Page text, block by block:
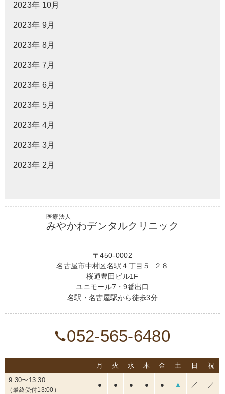
2023年 10月
2023年 9月
2023年 8月
2023年 7月
2023年 6月
2023年 5月
2023年 4月
2023年 3月
2023年 2月
医療法人
みやかわデンタルクリニック
〒450-0002
名古屋市中村区名駅４丁目５−２８
桜通豊田ビル1F
ユニモール7・9番出口
名駅・名古屋駅から徒歩3分
052-565-6480
月 火 水 木 金 土 日
祝
9:30〜13:30
（最終受付13:00）
● ● ● ● ● ▲ ／ ／